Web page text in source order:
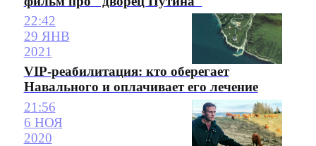
22:42
29 ЯНВ
2021
VIP-реабилитация: кто оберегает
Навального и оплачивает его лечение
21:56
6 НОЯ
2020